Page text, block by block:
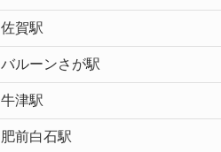
佐賀駅
バルーンさが駅
牛津駅
肥前白石駅